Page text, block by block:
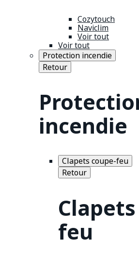
Cozytouch
Naviclim
Voir tout
Voir tout
Protection incendie
Retour
incendie
Clapets coupe-feu
Retour
feu